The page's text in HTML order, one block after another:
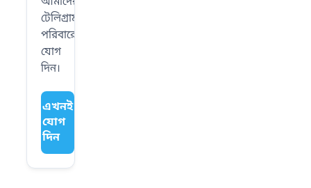
টেলিগ্রাম
পরিবারে
যোগ
দিন।
এখনই
যোগ
দিন